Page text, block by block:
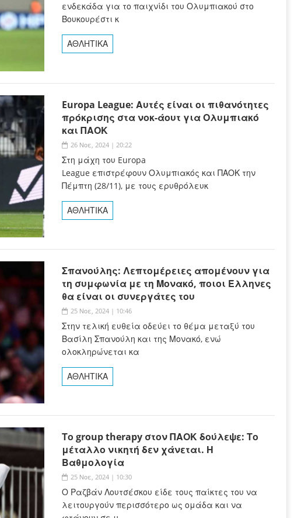
ενδεκάδα για το παιχνίδι του Ολυμπιακού στο
Βουκουρέστι κ
ΑΘΛΗΤΙΚΑ
Europa League: Αυτές είναι οι πιθανότητες
πρόκρισης στα νοκ-άουτ για Ολυμπιακό
και ΠΑΟΚ
26 Νοε, 2024 | 20:22
Στη μάχη του Europa
League επιστρέφουν Ολυμπιακός και ΠΑΟΚ την
Πέμπτη (28/11), με τους ερυθρόλευκ
ΑΘΛΗΤΙΚΑ
Σπανούλης: Λεπτομέρειες απομένουν για
τη συμφωνία με τη Μονακό, ποιοι Έλληνες
θα είναι οι συνεργάτες του
25 Νοε, 2024 | 10:46
Στην τελική ευθεία οδεύει το θέμα μεταξύ του
Βασίλη Σπανούλη και της Μονακό, ενώ
ολοκληρώνεται κα
ΑΘΛΗΤΙΚΑ
Το group therapy στον ΠΑΟΚ δούλεψε: Το
μέταλλο νικητή δεν χάνεται. Η
Βαθμολογία
25 Νοε, 2024 | 10:30
Ο Ραζβάν Λουτσέσκου είδε τους παίκτες του να
λειτουργούν περισσότερο ως ομάδα και να